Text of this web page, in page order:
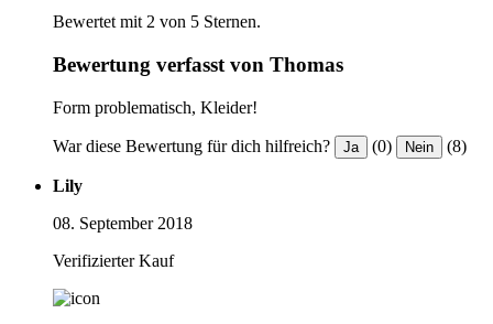
Bewertet mit 2 von 5 Sternen.
Bewertung verfasst von Thomas
Form problematisch, Kleider!
War diese Bewertung für dich hilfreich? Ja (0) Nein (8)
Lily
08. September 2018
Verifizierter Kauf